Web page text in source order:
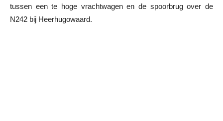
tussen een te hoge vrachtwagen en de spoorbrug over de
N242 bij Heerhugowaard.